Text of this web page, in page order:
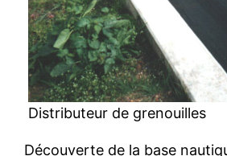
Distributeur de grenouilles
Découverte de la base